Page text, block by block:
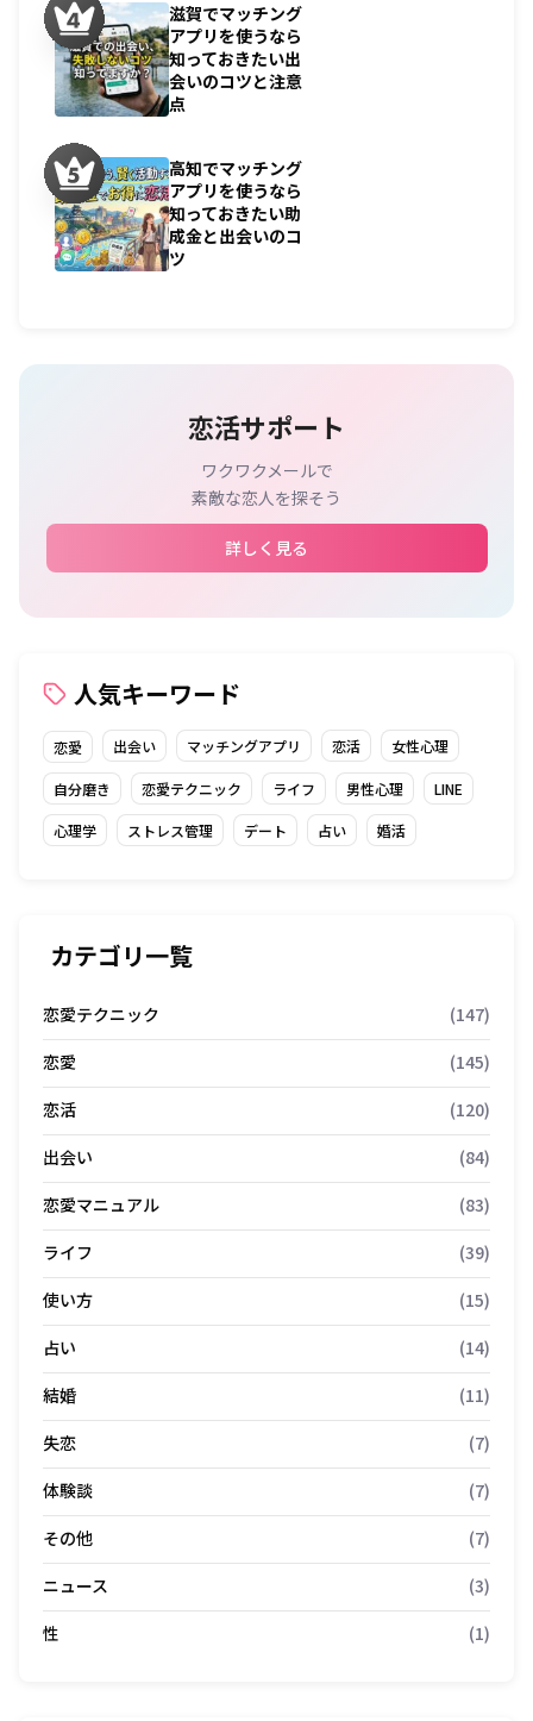
滋賀でマッチング
アプリを使うなら
知っておきたい出
会いのコツと注意
点
高知でマッチング
アプリを使うなら
知っておきたい助
成金と出会いのコ
ツ
恋活サポート
ワクワクメールで
素敵な恋人を探そう
詳しく見る
人気キーワード
恋愛 出会い マッチングアプリ 恋活 女性心理
自分磨き 恋愛テクニック ライフ 男性心理 LINE
心理学 ストレス管理 デート 占い 婚活
カテゴリ一覧
恋愛テクニック
(147)
恋愛
(145)
恋活
(120)
出会い
(84)
恋愛マニュアル
(83)
ライフ
(39)
使い方
(15)
占い
(14)
結婚
(11)
失恋
(7)
体験談
(7)
その他
(7)
ニュース
(3)
性
(1)